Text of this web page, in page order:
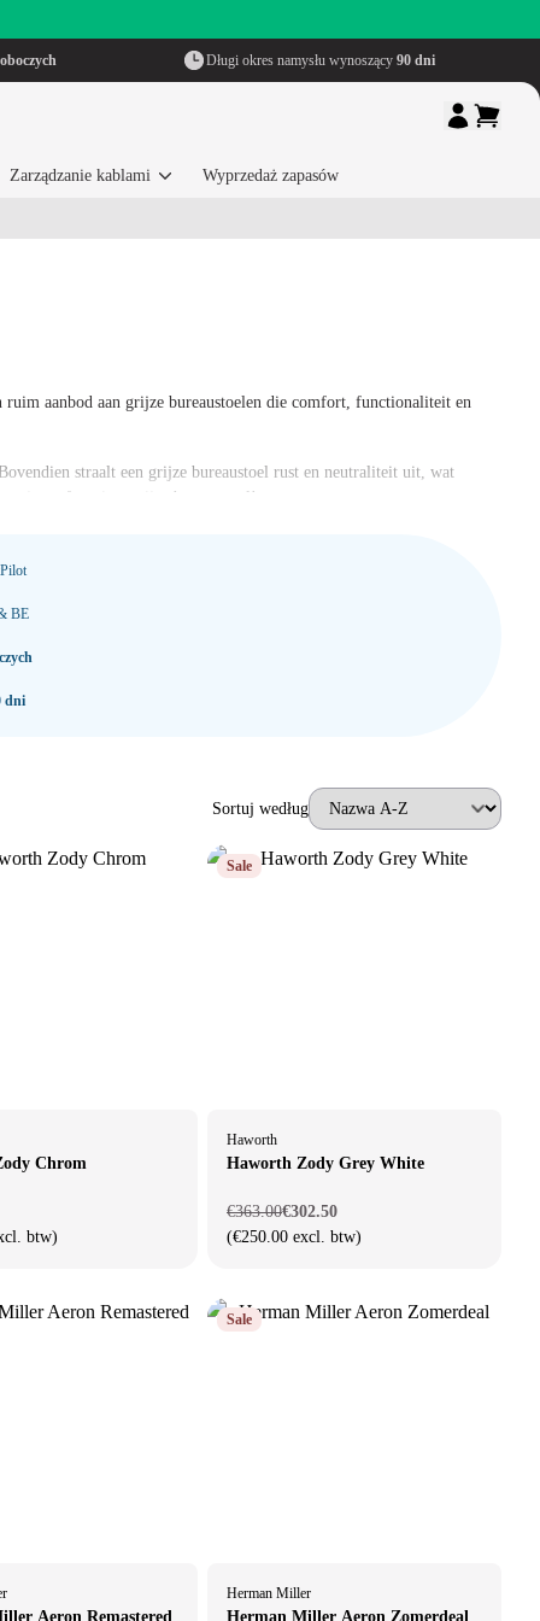
Długi okres namysłu wynoszący 90 dni
Zarządzanie kablami Wyprzedaż zapasów
aanbod aan grijze bureaustoelen die comfort, functionaliteit en
straalt een grijze bureaustoel rust en neutraliteit uit, wat
jouw favoriete grijze bureaustoel!
BE
dni
Sortuj według
Chrom
btw)
Sale
Haworth
Haworth Zody Grey White
€363.00€302.50
(€250.00 excl. btw)
Aeron Remastered
Sale
Herman Miller
Herman Miller Aeron Zomerdeal